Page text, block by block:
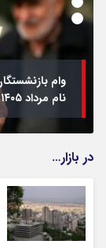
نام مرداد ۱۴۰۵ اعلام شد
در بازار…